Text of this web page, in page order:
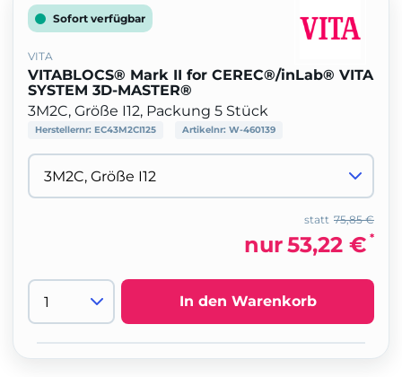
Sofort verfügbar
VITA
VITABLOCS® Mark II for CEREC®/inLab® VITA
SYSTEM 3D-MASTER®
3M2C, Größe I12, Packung 5 Stück
Herstellernr: EC43M2CI125 Artikelnr: W-460139
75,85 €
statt
nur53,22 € *
In den Warenkorb